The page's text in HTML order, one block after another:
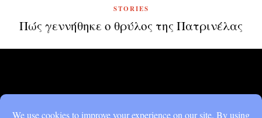
STORIES
Πώς γεννήθηκε ο θρύλος της Πατρινέλας